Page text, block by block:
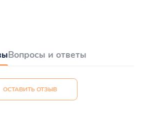
Вопросы и ответы
ОСТАВИТЬ ОТЗЫВ